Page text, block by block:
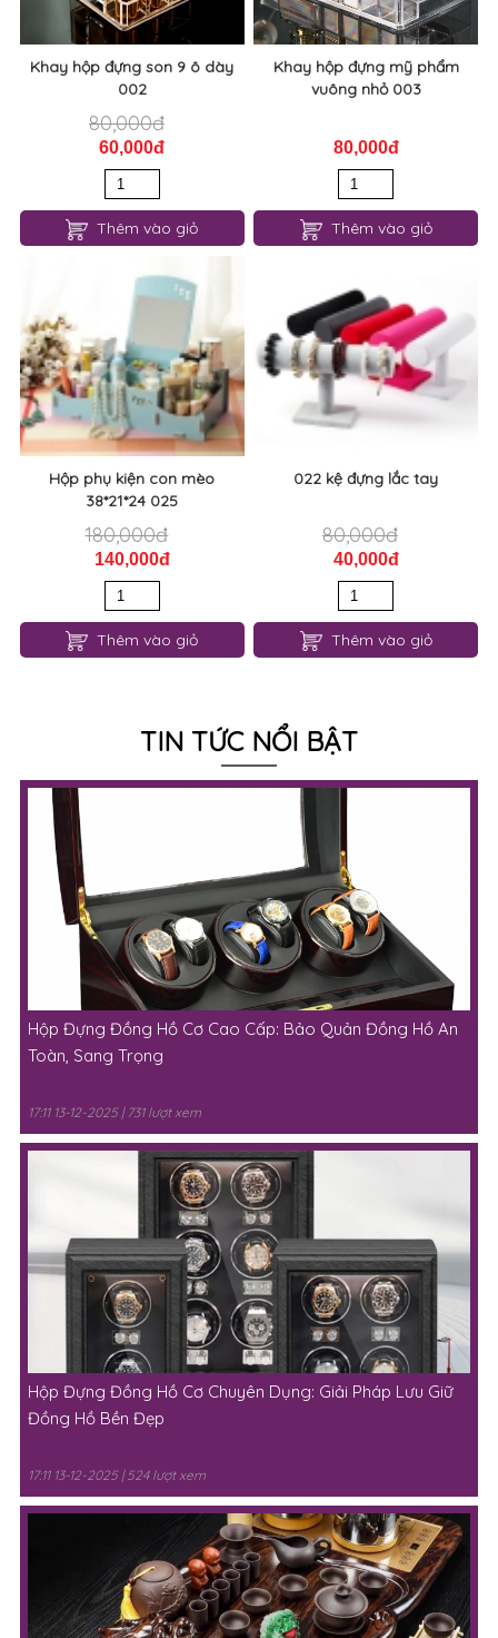
Khay hộp đựng son 9 ô dày
002
80,000đ
60,000đ
Thêm vào giỏ
Khay hộp đựng mỹ phẩm
vuông nhỏ 003
80,000đ
Thêm vào giỏ
Hộp phụ kiện con mèo
38*21*24 025
180,000đ
140,000đ
Thêm vào giỏ
022 kệ đựng lắc tay
80,000đ
40,000đ
Thêm vào giỏ
TIN TỨC NỔI BẬT
Hộp Đựng Đồng Hồ Cơ Cao Cấp: Bảo Quản Đồng Hồ An
Toàn, Sang Trọng
17:11 13-12-2025 | 731 lượt xem
Hộp Đựng Đồng Hồ Cơ Chuyên Dụng: Giải Pháp Lưu Giữ
Đồng Hồ Bền Đẹp
17:11 13-12-2025 | 524 lượt xem